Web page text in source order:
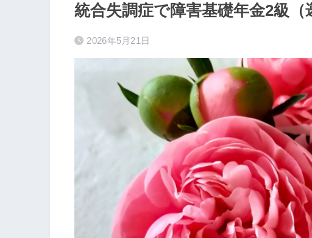
統合失調症で障害基礎年金2級（
2026年5月21日